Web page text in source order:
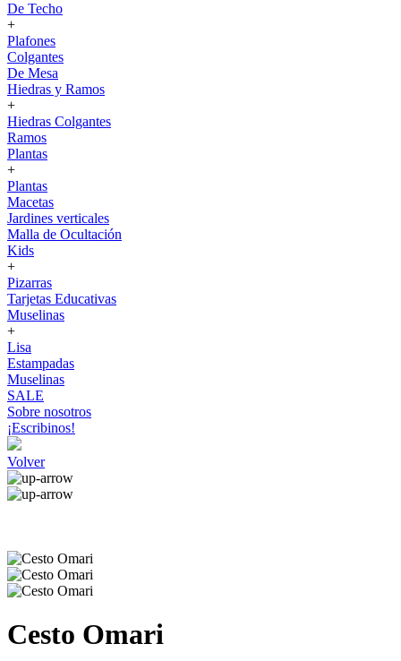
De Techo
+
Plafones
Colgantes
De Mesa
Hiedras y Ramos
+
Hiedras Colgantes
Ramos
Plantas
+
Plantas
Macetas
Jardines verticales
Malla de Ocultación
Kids
+
Pizarras
Tarjetas Educativas
Muselinas
+
Lisa
Estampadas
Muselinas
SALE
Sobre nosotros
¡Escribinos!
Volver
Cesto Omari